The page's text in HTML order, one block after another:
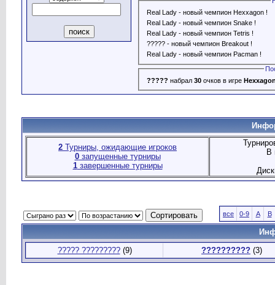
Real Lady - новый чемпион Hexxagon !
Real Lady - новый чемпион Snake !
Real Lady - новый чемпион Tetris !
????? - новый чемпион Breakout !
Real Lady - новый чемпион Pacman !
????? набрал 30очков в игре
2 Турниры, ожидающие игроков
0запущенные турниры
1завершенные турниры
В
все 0-9 A B
????? ?????????(9) ?????????? (3)